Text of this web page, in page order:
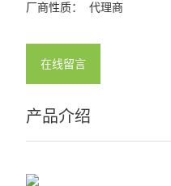
厂商性质： 代理商
在线留言
产品介绍